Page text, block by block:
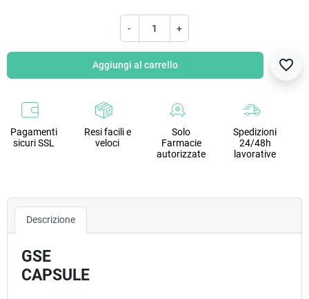
- +
Aggiungi al carrello favorite_border
Pagamenti
sicuri SSL
Resi facili e
veloci
Solo
Farmacie
autorizzate
Spedizioni
24/48h
lavorative
Descrizione
GSE
CAPSULE